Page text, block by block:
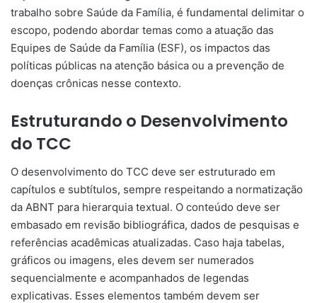
trabalho sobre Saúde da Família, é fundamental delimitar o
escopo, podendo abordar temas como a atuação das
Equipes de Saúde da Família (ESF), os impactos das
políticas públicas na atenção básica ou a prevenção de
doenças crônicas nesse contexto.
Estruturando o Desenvolvimento
do TCC
O desenvolvimento do TCC deve ser estruturado em
capítulos e subtítulos, sempre respeitando a normatização
da ABNT para hierarquia textual. O conteúdo deve ser
embasado em revisão bibliográfica, dados de pesquisas e
referências acadêmicas atualizadas. Caso haja tabelas,
gráficos ou imagens, eles devem ser numerados
sequencialmente e acompanhados de legendas
explicativas. Esses elementos também devem ser